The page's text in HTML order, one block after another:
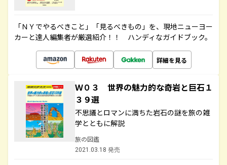
「ＮＹでやるべきこと」「見るべきもの」を、現地ニューヨー
カーと達人編集者が厳選紹介！！ ハンディなガイドブック。
詳細を見る
Ｗ０３ 世界の魅力的な奇岩と巨石１
３９選
不思議とロマンに満ちた岩石の謎を旅の雑
学とともに解説
旅の図鑑
2021.03.18 発売